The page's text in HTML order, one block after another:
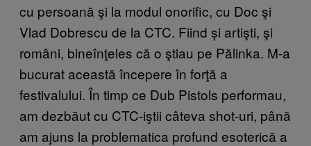
cu persoană şi la modul onorific, cu Doc şi
Vlad Dobrescu de la CTC. Fiind și artişti, şi
români, bineînţeles că o ştiau pe Pălinka. M-a
bucurat această începere în forţă a
festivalului. În timp ce Dub Pistols performau,
am dezbăut cu CTC-iştii câteva shot-uri, până
am ajuns la problematica profund esoterică a